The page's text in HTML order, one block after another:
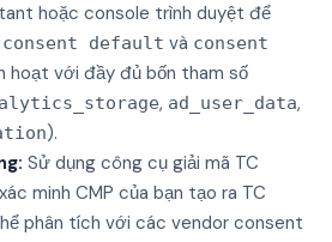
hoặc console trình duyệt để
consent default và consent
hoạt với đầy đủ bốn tham số
, ad_user_data,
).
Sử dụng công cụ giải mã TC
minh CMP của bạn tạo ra TC
phân tích với các vendor consent